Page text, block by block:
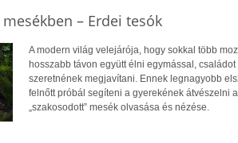
– Erdei tesók
A modern világ velejárója, hogy sokkal több
hosszabb távon együtt élni egymással,
szeretnének megjavítani. Ennek legnagyobb
felnőtt próbál segíteni a gyerekének átvészelni
„szakosodott” mesék olvasása és nézése.